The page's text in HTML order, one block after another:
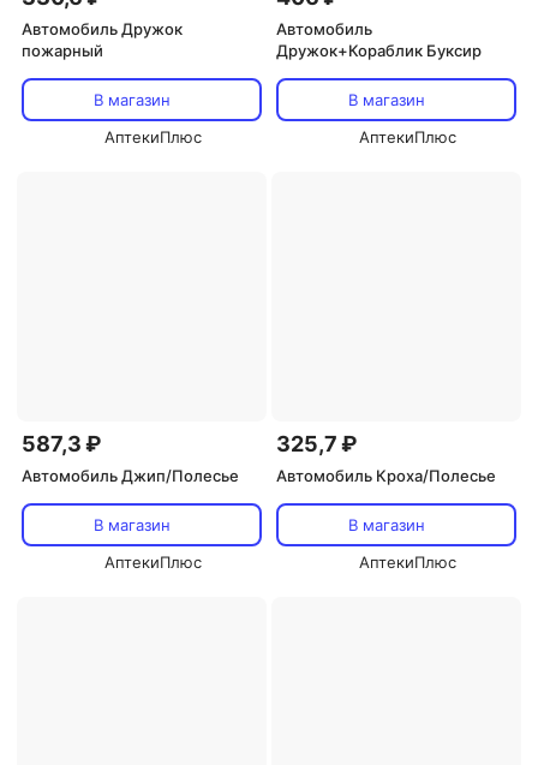
Автомобиль Дружок
пожарный
В магазин
АптекиПлюс
Автомобиль
Дружок+Кораблик Буксир
В магазин
АптекиПлюс
587,3 ₽
Автомобиль Джип/Полесье
В магазин
АптекиПлюс
325,7 ₽
Автомобиль Кроха/Полесье
В магазин
АптекиПлюс